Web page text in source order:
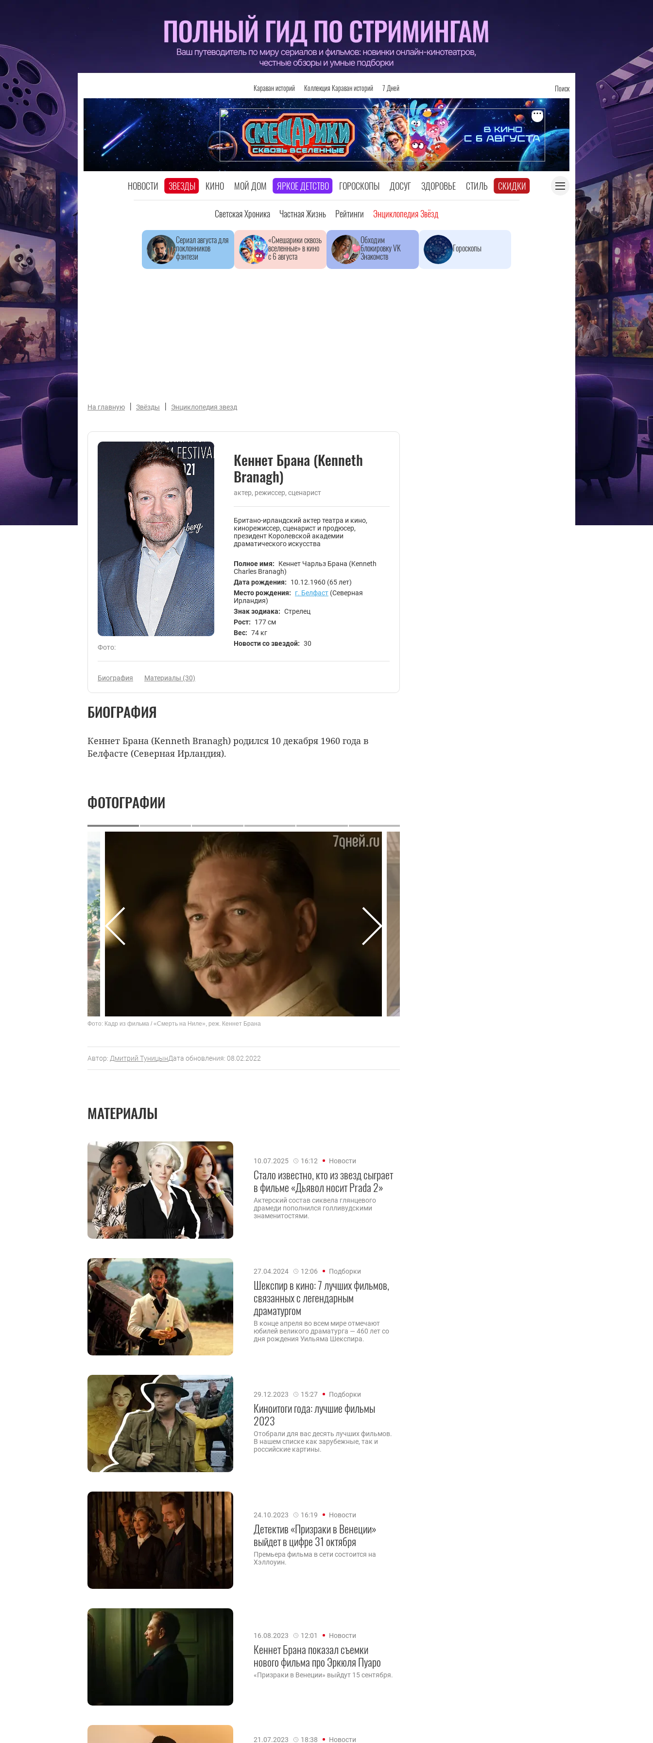
Караван историй Коллекция Караван историй 7 Дней Поиск
НОВОСТИ ЗВЕЗДЫ КИНО МОЙ ДОМ ЯРКОЕ ДЕТСТВО ГОРОСКОПЫ ДОСУГ ЗДОРОВЬЕ СТИЛЬ СКИДКИ
Светская Хроника Частная Жизнь Рейтинги Энциклопедия Звёзд
Сериал августа для
поклонников
фэнтези
«Смешарики сквозь
вселенные» в кино
с 6 августа
Обходим
блокировку VK
Знакомств
Гороскопы
На главную | Звёзды | Энциклопедия звезд
Фото:
Кеннет Брана (Kenneth
Branagh)
актер, режиссер, сценарист
Британо-ирландский актер театра и кино,
кинорежиссер, сценарист и продюсер,
президент Королевской академии
драматического искусства
Полное имя:
Кеннет Чарльз Брана (Kenneth
Charles Branagh)
Дата рождения:
10.12.1960 (65 лет)
Место рождения:
г. Белфаст (Северная
Ирландия)
Знак зодиака: Стрелец
Рост:
177 см
Вес: 74 кг
Новости со звездой: 30
Биография Материалы (30)
БИОГРАФИЯ
Кеннет Брана (Kenneth Branagh) родился 10 декабря 1960 года в
Белфасте (Северная Ирландия).
ФОТОГРАФИИ
Фото: Кадр из фильма / «Смерть на Ниле», реж. Кеннет Брана
Автор: Дмитрий ТуницынДата обновления: 08.02.2022
МАТЕРИАЛЫ
10.07.2025 16:12 Новости
Стало известно, кто из звезд сыграет
в фильме «Дьявол носит Prada 2»
Актерский состав сиквела глянцевого
драмеди пополнился голливудскими
знаменитостями.
27.04.2024 12:06 Подборки
Шекспир в кино: 7 лучших фильмов,
связанных с легендарным
драматургом
В конце апреля во всем мире отмечают
юбилей великого драматурга — 460 лет со
дня рождения Уильяма Шекспира.
29.12.2023 15:27 Подборки
Киноитоги года: лучшие фильмы
2023
Отобрали для вас десять лучших фильмов.
В нашем списке как зарубежные, так и
российские картины.
24.10.2023 16:19 Новости
Детектив «Призраки в Венеции»
выйдет в цифре 31 октября
Премьера фильма в сети состоится на
Хэллоуин.
16.08.2023 12:01 Новости
Кеннет Брана показал съемки
нового фильма про Эркюля Пуаро
«Призраки в Венеции» выйдут 15 сентября.
21.07.2023 18:38 Новости